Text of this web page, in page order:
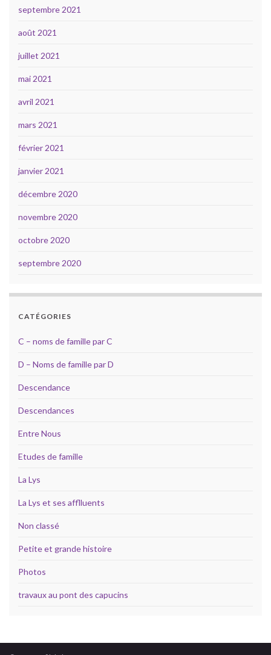
septembre 2021
août 2021
juillet 2021
mai 2021
avril 2021
mars 2021
février 2021
janvier 2021
décembre 2020
novembre 2020
octobre 2020
septembre 2020
CATÉGORIES
C – noms de famille par C
D – Noms de famille par D
Descendance
Descendances
Entre Nous
Etudes de famille
La Lys
La Lys et ses afflluents
Non classé
Petite et grande histoire
Photos
travaux au pont des capucins